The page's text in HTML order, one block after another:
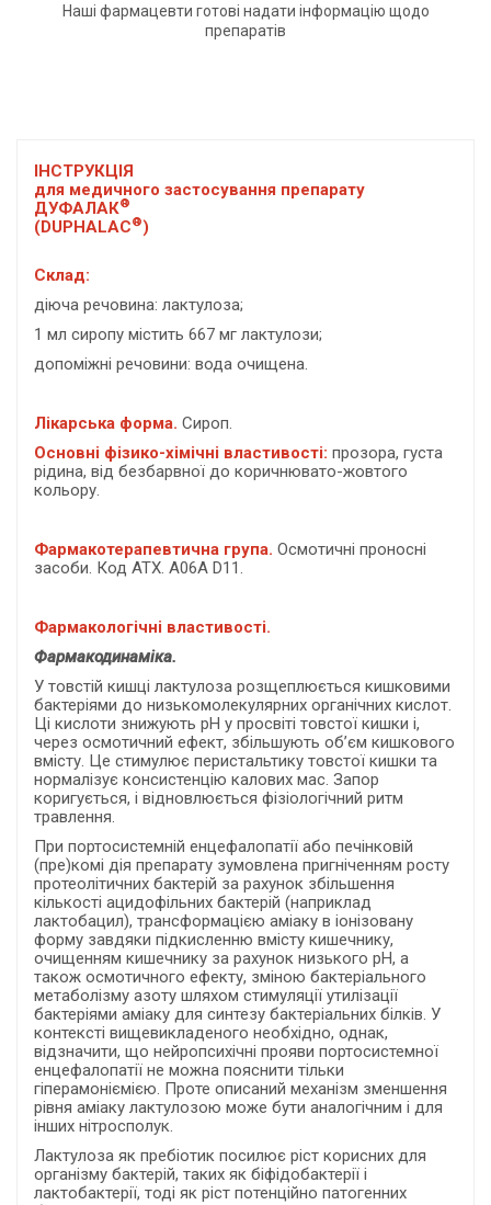
Наші фармацевти готові надати інформацію щодо
препаратів
ІНСТРУКЦІЯ
для медичного застосування препарату
ДУФАЛАК®
(DUPHALAC®)
Склад:
діюча речовина: лактулоза;
1 мл сиропу містить 667 мг лактулози;
допоміжні речовини: вода очищена.
Лікарська форма. Сироп.
Основні фізико-хімічні властивості: прозора, густа
рідина, від безбарвної до коричнювато-жовтого
кольору.
Фармакотерапевтична група. Осмотичні проносні
засоби. Код АТХ. А06А D11.
Фармакологічні властивості.
Фармакодинаміка.
У товстій кишці лактулоза розщеплюється кишковими
бактеріями до низькомолекулярних органічних кислот.
Ці кислоти знижують рН у просвіті товстої кишки і,
через осмотичний ефект, збільшують об’єм кишкового
вмісту. Це стимулює перистальтику товстої кишки та
нормалізує консистенцію калових мас. Запор
коригується, і відновлюється фізіологічний ритм
травлення.
При портосистемній енцефалопатії або печінковій
(пре)комі дія препарату зумовлена пригніченням росту
протеолітичних бактерій за рахунок збільшення
кількості ацидофільних бактерій (наприклад
лактобацил), трансформацією аміаку в іонізовану
форму завдяки підкисленню вмісту кишечнику,
очищенням кишечнику за рахунок низького рН, а
також осмотичного ефекту, зміною бактеріального
метаболізму азоту шляхом стимуляції утилізації
бактеріями аміаку для синтезу бактеріальних білків. У
контексті вищевикладеного необхідно, однак,
відзначити, що нейропсихічні прояви портосистемної
енцефалопатії не можна пояснити тільки
гіперамоніємією. Проте описаний механізм зменшення
рівня аміаку лактулозою може бути аналогічним і для
інших нітросполук.
Лактулоза як пребіотик посилює ріст корисних для
організму бактерій, таких як біфідобактерії і
лактобактерії, тоді як ріст потенційно патогенних